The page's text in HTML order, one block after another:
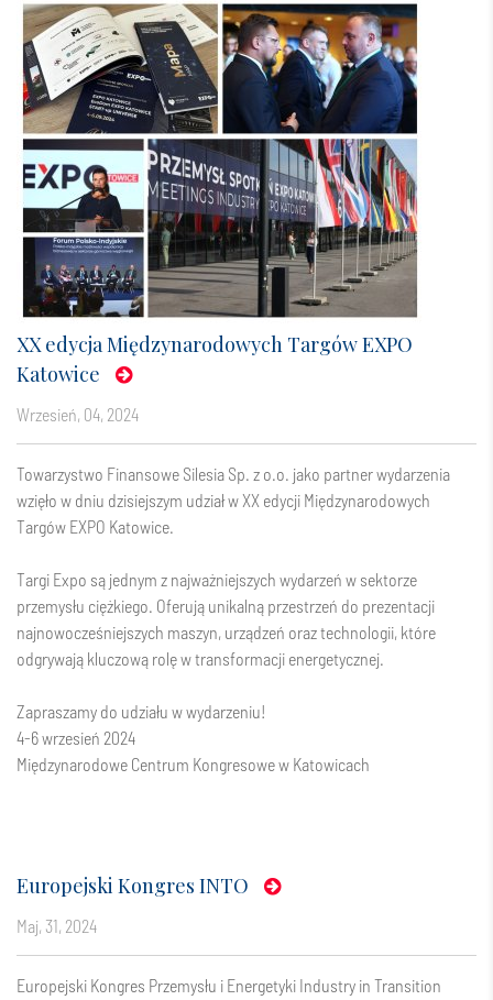
XX edycja Międzynarodowych Targów EXPO
Katowice
wrzesień, 04, 2024
Towarzystwo Finansowe Silesia Sp. z o.o. jako partner wydarzenia
wzięło w dniu dzisiejszym udział w XX edycji Międzynarodowych
Targów EXPO Katowice.
Targi Expo są jednym z najważniejszych wydarzeń w sektorze
przemysłu ciężkiego. Oferują unikalną przestrzeń do prezentacji
najnowocześniejszych maszyn, urządzeń oraz technologii, które
odgrywają kluczową rolę w transformacji energetycznej.
Zapraszamy do udziału w wydarzeniu!
4-6 wrzesień 2024
Międzynarodowe Centrum Kongresowe w Katowicach
Europejski Kongres INTO
maj, 31, 2024
Europejski Kongres Przemysłu i Energetyki Industry in Transition